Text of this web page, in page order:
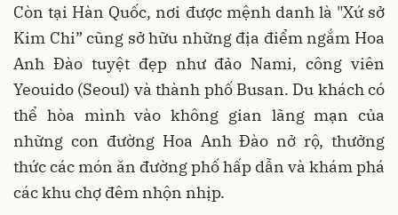
Còn tại Hàn Quốc, nơi được mệnh danh là "Xứ sở
Kim Chi” cũng sở hữu những địa điểm ngắm Hoa
Anh Đào tuyệt đẹp như đảo Nami, công viên
Yeouido (Seoul) và thành phố Busan. Du khách có
thể hòa mình vào không gian lãng mạn của
những con đường Hoa Anh Đào nở rộ, thưởng
thức các món ăn đường phố hấp dẫn và khám phá
các khu chợ đêm nhộn nhịp.